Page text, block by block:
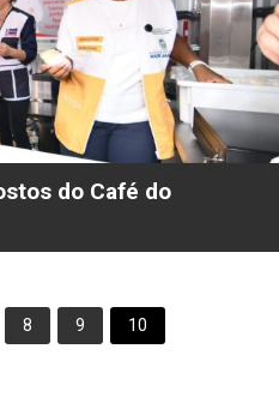
do Café do
8 9 10